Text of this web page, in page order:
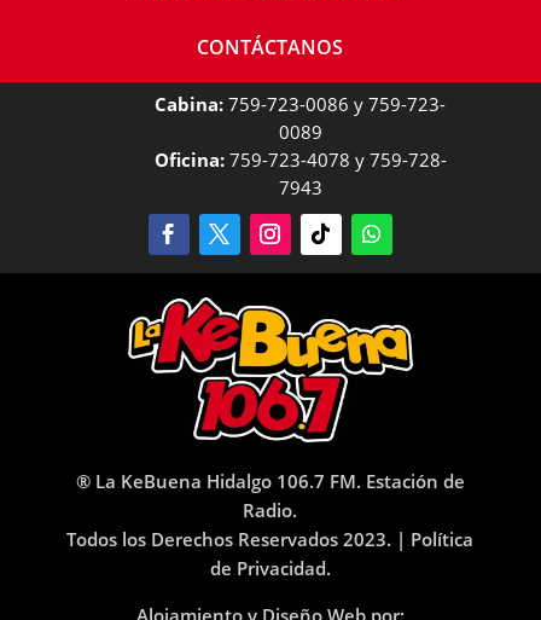
CONTÁCTANOS
Cabina: 759-723-0086 y 759-723-
0089
Oficina:759-723-4078 y 759-728-
7943
® La KeBuena Hidalgo 106.7 FM. Estación de
Radio.
Todos los Derechos Reservados 2023. | Política
de Privacidad.
Alojamiento y Diseño Web por: